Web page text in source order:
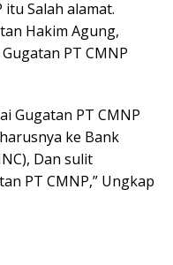
Salah alamat.
Hakim Agung,
PT CMNP
Gugatan PT CMNP
ke Bank
Dan sulit
PT CMNP,” Ungkap